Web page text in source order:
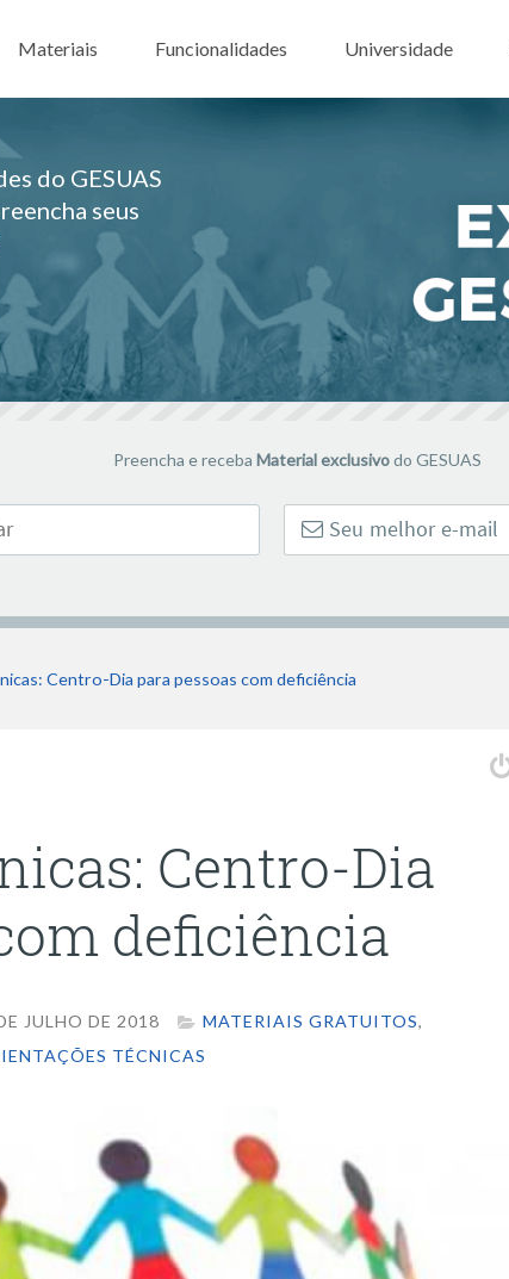
Materiais Funcionalidades Universidade
do GESUAS
seus
Preencha e receba Material exclusivodo GESUAS
Centro-Dia para pessoas com deficiência
Centro-Dia
deficiência
JULHO DE 2018 MATERIAIS GRATUITOS,
TÉCNICAS